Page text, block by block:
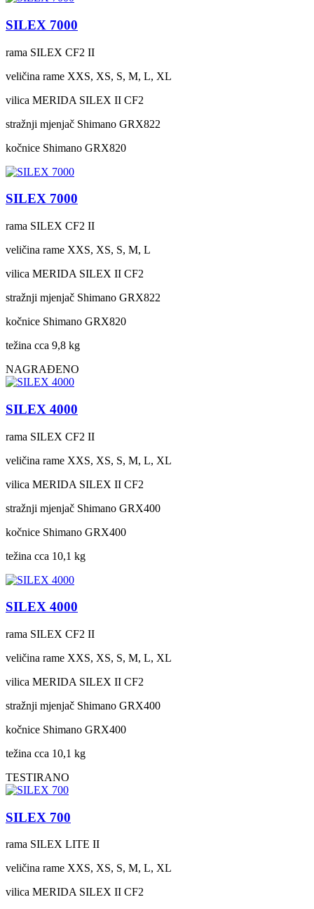
SILEX 7000
rama SILEX CF2 II
veličina rame XXS, XS, S, M, L, XL
vilica MERIDA SILEX II CF2
stražnji mjenjač Shimano GRX822
kočnice Shimano GRX820
SILEX 7000
rama SILEX CF2 II
veličina rame XXS, XS, S, M, L
vilica MERIDA SILEX II CF2
stražnji mjenjač Shimano GRX822
kočnice Shimano GRX820
težina cca 9,8 kg
NAGRAĐENO
SILEX 4000
rama SILEX CF2 II
veličina rame XXS, XS, S, M, L, XL
vilica MERIDA SILEX II CF2
stražnji mjenjač Shimano GRX400
kočnice Shimano GRX400
težina cca 10,1 kg
SILEX 4000
rama SILEX CF2 II
veličina rame XXS, XS, S, M, L, XL
vilica MERIDA SILEX II CF2
stražnji mjenjač Shimano GRX400
kočnice Shimano GRX400
težina cca 10,1 kg
TESTIRANO
SILEX 700
rama SILEX LITE II
veličina rame XXS, XS, S, M, L, XL
vilica MERIDA SILEX II CF2